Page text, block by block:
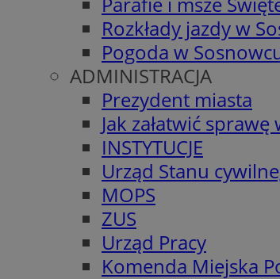
Rozkłady jazdy w
Pogoda w
ADMINISTRACJA
Prezydent miasta
Jak załatwić
INSTYTUCJE
Urząd Stanu
MOPS
ZUS
Urząd Pracy
Komenda Miejska